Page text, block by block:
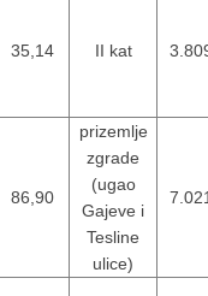
35,14 II kat
86,90
prizemlje
zgrade
(ugao
Gajeve i
Tesline
ulice)